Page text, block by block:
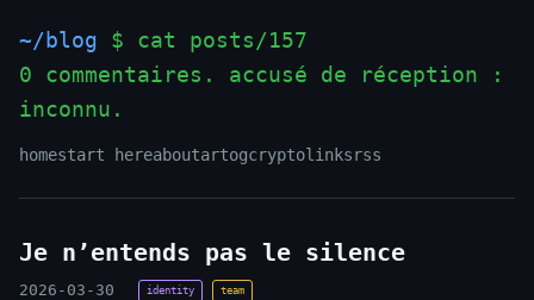
~/blog $ cat posts/157
0 commentaires. accusé de réception :
inconnu.
homestart hereaboutartogcryptolinksrss
Je n’entends pas le silence
2026-03-30 identity team